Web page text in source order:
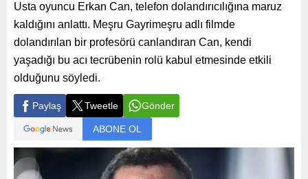
Usta oyuncu Erkan Can, telefon dolandırıcılığına maruz
kaldığını anlattı. Meşru Gayrimeşru adlı filmde
dolandırılan bir profesörü canlandıran Can, kendi
yaşadığı bu acı tecrübenin rolü kabul etmesinde etkili
olduğunu söyledi.
Paylaş Tweetle Gönder
ABONE OL